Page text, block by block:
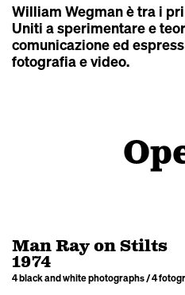
William Wegman è tra i
Uniti a sperimentare e
comunicazione ed
fotografia e video.
Man Ray on Stilts
1974
4 black and white photographs / 4